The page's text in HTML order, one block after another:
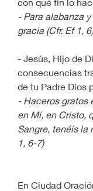
- Para alabanza
gracia (Cfr. Ef 1, 6)
- Jesús, Hijo de
consecuencias
de tu Padre Dios
- Haceros gratos
en Mí, en Cristo,
Sangre, tenéis la
1, 6-7)
En Ciudad